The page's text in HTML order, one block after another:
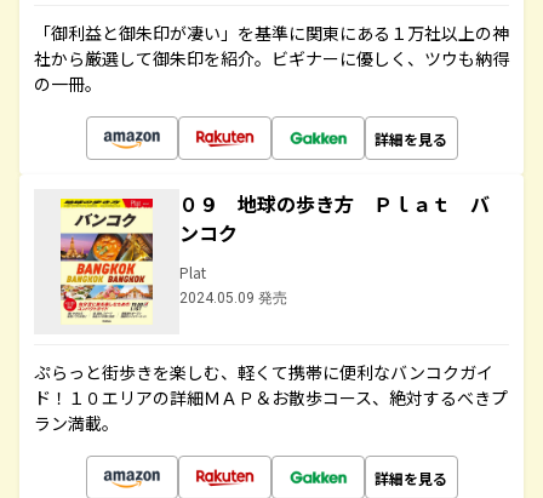
「御利益と御朱印が凄い」を基準に関東にある１万社以上の神
社から厳選して御朱印を紹介。ビギナーに優しく、ツウも納得
の一冊。
詳細を見る
０９ 地球の歩き方 Ｐｌａｔ バ
ンコク
Plat
2024.05.09 発売
ぷらっと街歩きを楽しむ、軽くて携帯に便利なバンコクガイ
ド！１０エリアの詳細ＭＡＰ＆お散歩コース、絶対するべきプ
ラン満載。
詳細を見る